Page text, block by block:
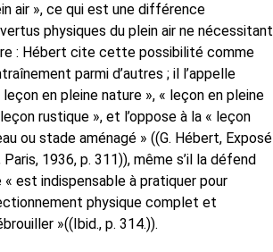
air », ce qui est une différence
physiques du plein air ne nécessitant
: Hébert cite cette possibilité comme
parmi d’autres ; il l’appelle
en pleine nature », « leçon en pleine
rustique », et l’oppose à la « leçon
ou stade aménagé » ((G. Hébert, Exposé
1936, p. 311)), même s’il la défend
« est indispensable à pratiquer pour
physique complet et
»((Ibid., p. 314.)).